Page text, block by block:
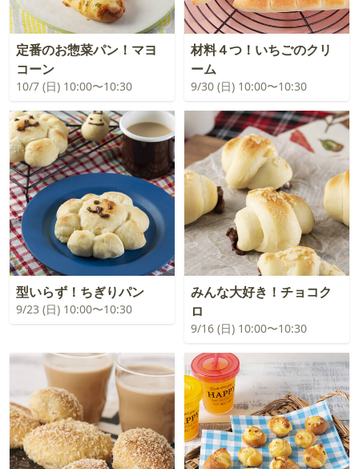
定番のお惣菜パン！マヨ
コーン
10/7 (日) 10:00〜10:30
材料４つ！いちごのクリ
ーム
9/30 (日) 10:00〜10:30
型いらず！ちぎりパン
9/23 (日) 10:00〜10:30
みんな大好き！チョコク
ロ
9/16 (日) 10:00〜10:30